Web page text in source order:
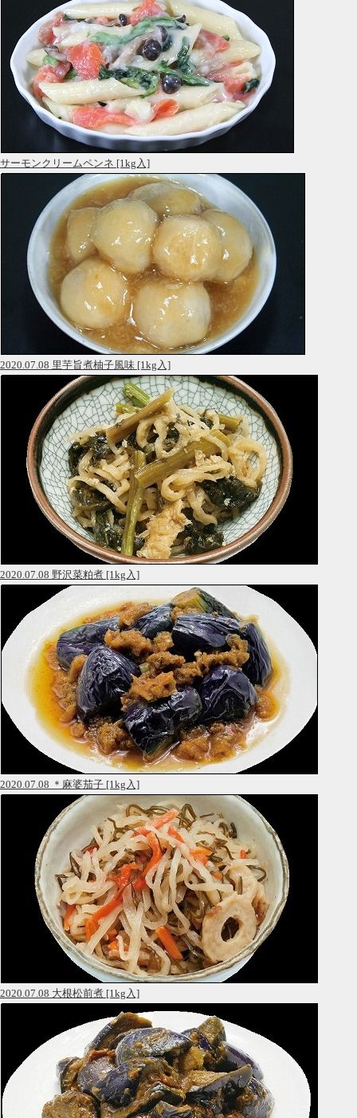
サーモンクリームペンネ [1kg入]
2020.07.08 里芋旨煮柚子風味 [1kg入]
2020.07.08 野沢菜粕煮 [1kg入]
2020.07.08 ＊麻婆茄子 [1kg入]
2020.07.08 大根松前煮 [1kg入]